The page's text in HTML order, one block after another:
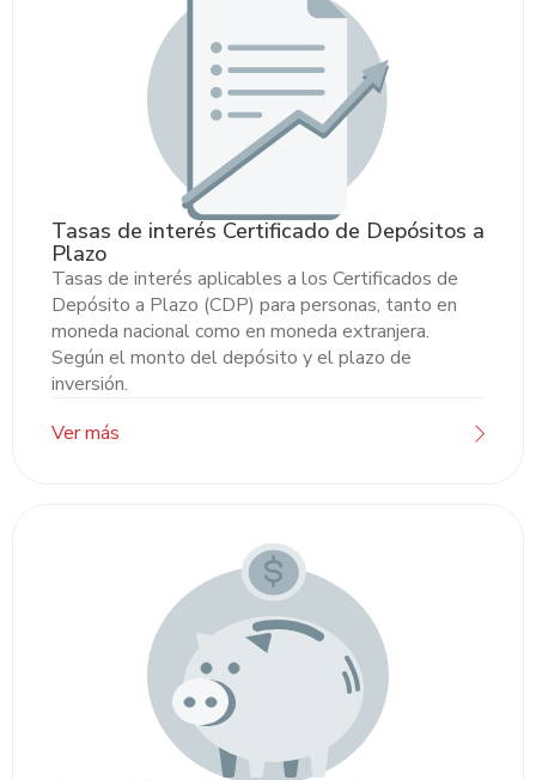
Tasas de interés Certificado de Depósitos a
Plazo
Tasas de interés aplicables a los Certificados de
Depósito a Plazo (CDP) para personas, tanto en
moneda nacional como en moneda extranjera.
Según el monto del depósito y el plazo de
inversión.
Ver más